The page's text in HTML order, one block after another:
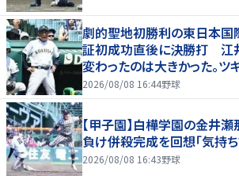
劇的聖地初勝利の東日本
証初成功直後に決勝打 江
変わったのは大きかった。ツ
は「自信があってセーフになっ
2026/08/08 16:44野球
【甲子園】白樺学園の金井
負け併殺完成を回想「気持ち
2026/08/08 16:43野球